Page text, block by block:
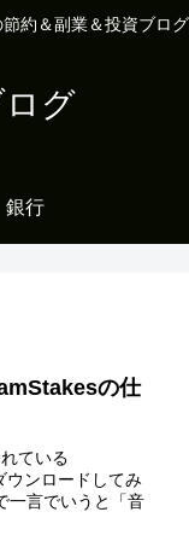
約＆副業＆投資ブログ
グ
銀行
の仕
ている
ウンロードしてみ
一言でいうと「音